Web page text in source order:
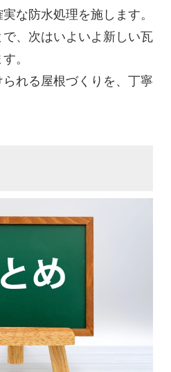
な防水処理を施します。
、次はいよいよ新しい瓦
。
れる屋根づくりを、丁寧